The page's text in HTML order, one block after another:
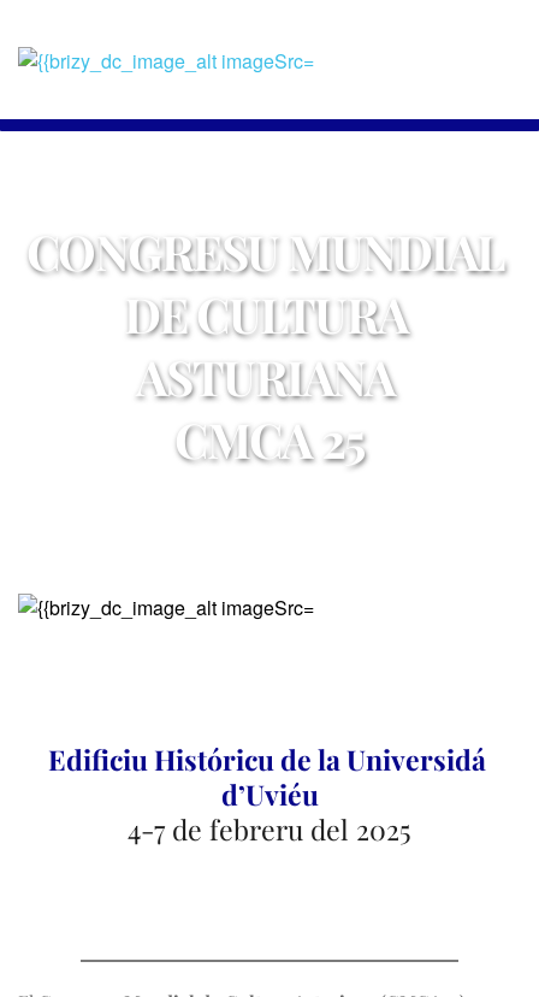
CONGRESU MUNDIAL
DE CULTURA
ASTURIANA
CMCA 25
Edificiu Históricu de la Universidá
d’Uviéu
4-7 de febreru del 2025